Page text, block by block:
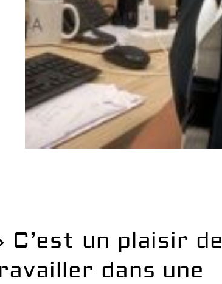
C’est un plaisir de
dans une